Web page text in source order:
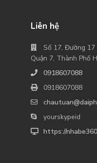
Liên hệ
Số 17, Đường 17
Quận 7, Thành Phố
0918607088
0918607088
yourskypeid
https://